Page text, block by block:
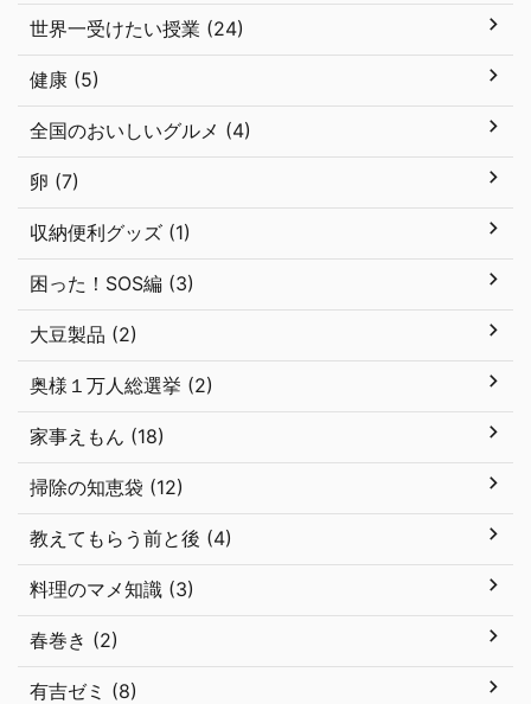
世界一受けたい授業 (24)
健康 (5)
全国のおいしいグルメ (4)
卵 (7)
収納便利グッズ (1)
困った！SOS編 (3)
大豆製品 (2)
奥様１万人総選挙 (2)
家事えもん (18)
掃除の知恵袋 (12)
教えてもらう前と後 (4)
料理のマメ知識 (3)
春巻き (2)
有吉ゼミ (8)